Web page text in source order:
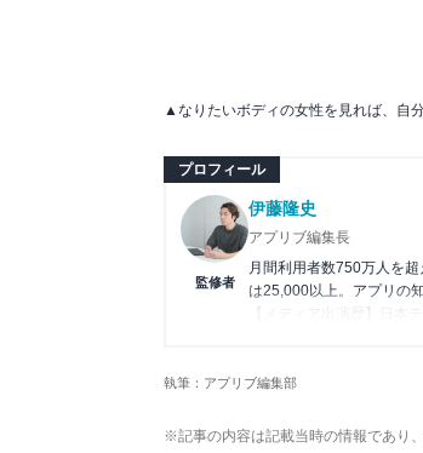
▲なりたいボディの女性を見れば、自
プロフィール
監修者
伊藤隆史
アプリブ編集長
月間利用者数750万人を
は25,000以上。アプリの
【メディア出演歴】日本
Wikipedia
執筆：アプリブ編集部
※記事の内容は記載当時の情報であり